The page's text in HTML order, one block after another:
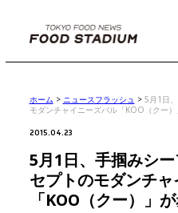
ホーム > ニュースフラッシュ > 5月1日
モダンチャイニーズバル「KOO（クー
2015.04.23
5月1日、手掴みシ
セプトのモダンチ
「KOO（クー）」